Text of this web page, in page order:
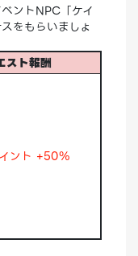
ントNPC「ケイ
をもらいましょ
スト報酬
ント +50％